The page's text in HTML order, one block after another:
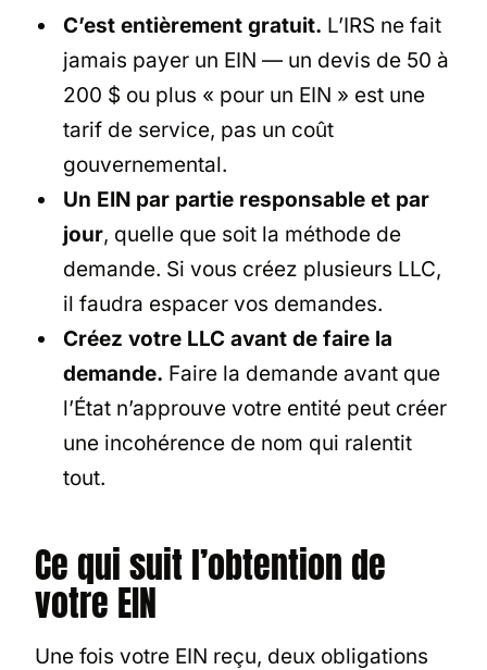
C’est entièrement gratuit. L’IRS ne fait
jamais payer un EIN — un devis de 50 à
200 $ ou plus « pour un EIN » est une
tarif de service, pas un coût
gouvernemental.
Un EIN par partie responsable et par
jour, quelle que soit la méthode de
demande. Si vous créez plusieurs LLC,
il faudra espacer vos demandes.
Créez votre LLC avant de faire la
demande. Faire la demande avant que
l’État n’approuve votre entité peut créer
une incohérence de nom qui ralentit
tout.
Ce qui suit l’obtention de
votre EIN
Une fois votre EIN reçu, deux obligations